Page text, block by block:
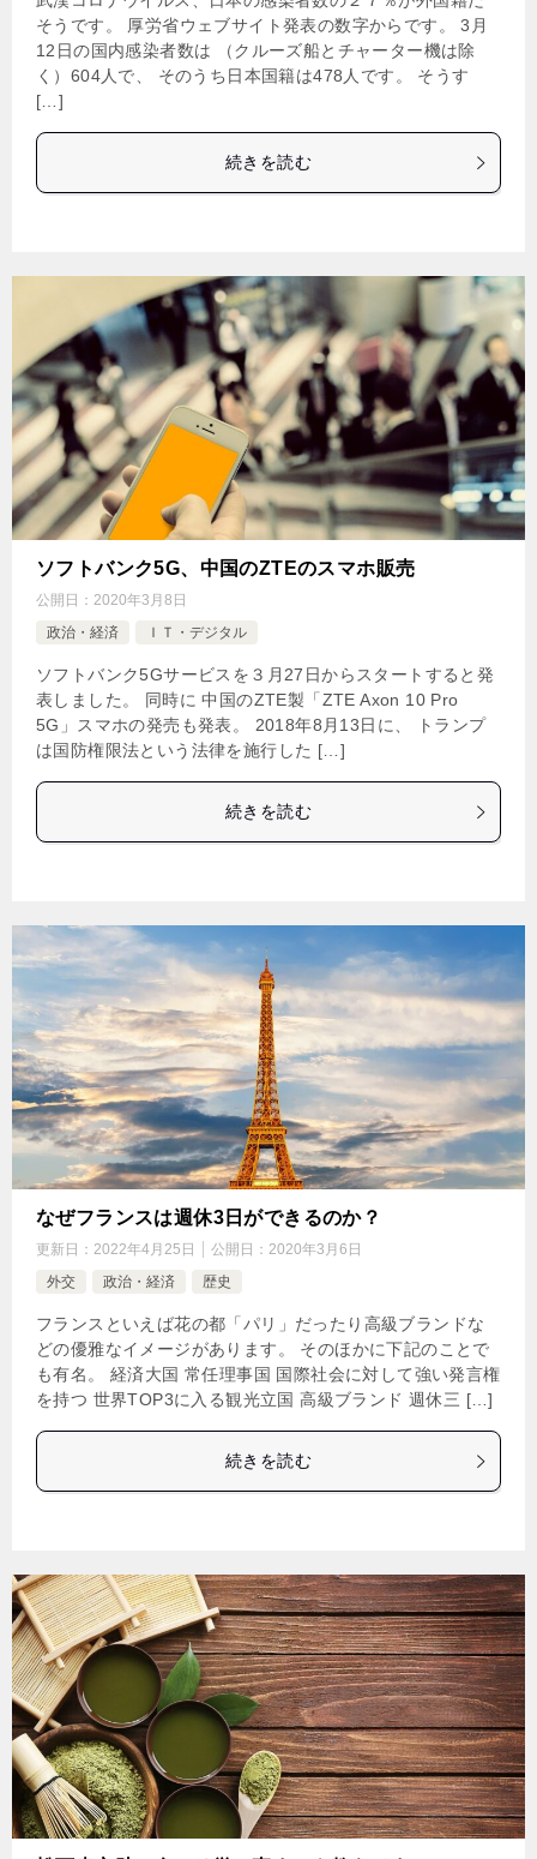
そうです。 厚労省ウェブサイト発表の数字からです。 3月
12日の国内感染者数は （クルーズ船とチャーター機は除
く）604人で、 そのうち日本国籍は478人です。 そうす
[…]
続きを読む
ソフトバンク5G、中国のZTEのスマホ販売
公開日： 2020年3月8日
政治・経済
ＩＴ・デジタル
ソフトバンク5Gサービスを３月27日からスタートすると発
表しました。 同時に 中国のZTE製「ZTE Axon 10 Pro
5G」スマホの発売も発表。 2018年8月13日に、 トランプ
は国防権限法という法律を施行した […]
続きを読む
なぜフランスは週休3日ができるのか？
更新日： 2022年4月25日 公開日： 2020年3月6日
外交
政治・経済 歴史
フランスといえば花の都「パリ」だったり高級ブランドな
どの優雅なイメージがあります。 そのほかに下記のことで
も有名。 経済大国 常任理事国 国際社会に対して強い発言権
を持つ 世界TOP3に入る観光立国 高級ブランド 週休三 […]
続きを読む